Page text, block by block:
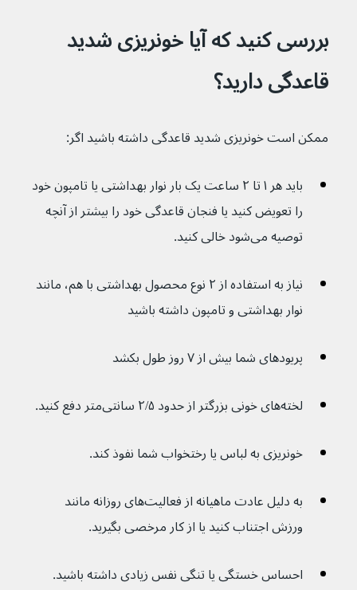
بررسی کنید که آیا خونریزی شدید
قاعدگی دارید؟
ممکن است خونریزی شدید قاعدگی داشته باشید اگر:
باید هر ۱ تا ۲ ساعت یک بار نوار بهداشتی یا تامپون خود
را تعویض کنید یا فنجان قاعدگی خود را بیشتر از آنچه
توصیه می‌شود خالی کنید.
نیاز به استفاده از ۲ نوع محصول بهداشتی با هم، مانند
نوار بهداشتی و تامپون داشته باشید
پریودهای شما بیش از ۷ روز طول بکشد
لخته‌های خونی بزرگتر از حدود ۲/۵ سانتی‌متر دفع کنید.
خونریزی به لباس یا رختخواب شما نفوذ کند.
به دلیل عادت ماهیانه از فعالیت‌های روزانه مانند
ورزش اجتناب کنید یا از کار مرخصی بگیرید.
احساس خستگی یا تنگی نفس زیادی داشته باشید.